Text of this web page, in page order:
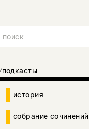
подкасты
история
собрание сочинений